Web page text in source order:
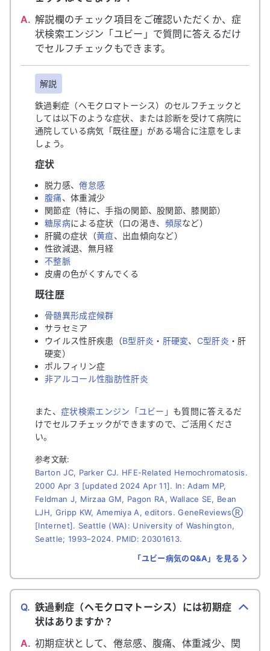
A. 解説欄のチェック項目をご確認いただくか、症
状検索エンジン「ユビー」で質問に答えるだけ
でセルフチェックもできます。
解説
鉄過剰症（ヘモクロマトーシス）のセルフチェックと
しては以下のような症状、または診断を受けて病院に
通院している病気「既往歴」がある場合に注意をしま
しょう。
症状
脱力感、倦怠感
腹痛、体重減少
関節症（特に、手指の関節、股関節、膝関節）
糖尿病による症状（口の渇き、 頻尿など）
肝臓の症状（黄疸、出血傾向など）
性欲減退、無月経
不整脈
皮膚の色がくすんでくる
既往歴
骨髄異形成症候群
サラセミア
ウイルス性肝疾患（B型肝炎 ・ 肝硬変、 C型肝炎 ・肝
硬変）
ポルフィリン症
非アルコール性脂肪性肝炎
また、 症状検索エンジン「ユビー」 も質問に答えるだ
けでセルフチェックができますので、ご活用くださ
い。
参考文献:
Barton JC, Parker CJ. HFE-Related Hemochromatosis.
2000 Apr 3 [updated 2024 Apr 11]. In: Adam MP,
Feldman J, Mirzaa GM, Pagon RA, Wallace SE, Bean
LJH, Gripp KW, Amemiya A, editors. GeneReviewsⓇ
[Internet]. Seattle (WA): University of Washington,
Seattle; 1993–2024. PMID: 20301613.
「ユビー病気のQ&A」を見る
Q. 鉄過剰症（ヘモクロマトーシス）には初期症
状はありますか？
A. 初期症状として、倦怠感、腹痛、体重減少、関